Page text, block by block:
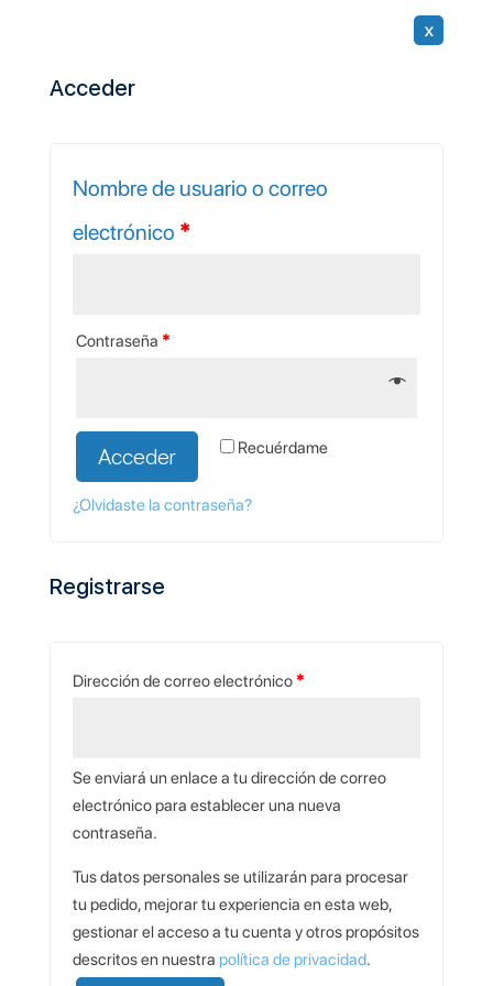
x
Acceder
Nombre de usuario o correo
electrónico *
Contraseña *
Recuérdame
Acceder
¿Olvidaste la contraseña?
Registrarse
Dirección de correo electrónico *
Se enviará un enlace a tu dirección de correo
electrónico para establecer una nueva
contraseña.
Tus datos personales se utilizarán para procesar
tu pedido, mejorar tu experiencia en esta web,
gestionar el acceso a tu cuenta y otros propósitos
descritos en nuestra política de privacidad.